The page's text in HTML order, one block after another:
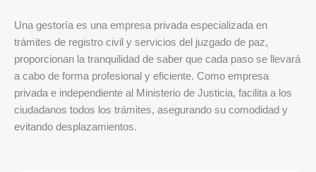
Una gestoría es una empresa privada especializada en
trámites de registro civil y servicios del juzgado de paz,
proporcionan la tranquilidad de saber que cada paso se llevará
a cabo de forma profesional y eficiente. Como empresa
privada e independiente al Ministerio de Justicia, facilita a los
ciudadanos todos los trámites, asegurando su comodidad y
evitando desplazamientos.